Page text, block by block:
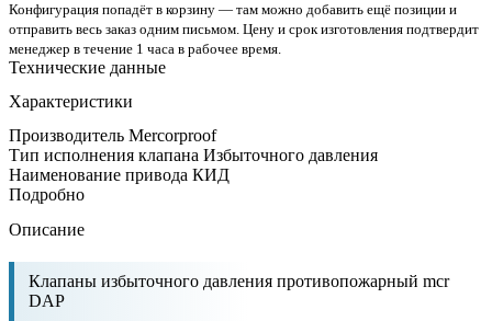
Конфигурация попадёт в корзину — там можно добавить ещё позиции и
отправить весь заказ одним письмом. Цену и срок изготовления подтвердит
менеджер в течение 1 часа в рабочее время.
Технические данные
Характеристики
Производитель Mercorproof
Тип исполнения клапана Избыточного давления
Наименование привода КИД
Подробно
Описание
Клапаны избыточного давления противопожарный mcr
DAP